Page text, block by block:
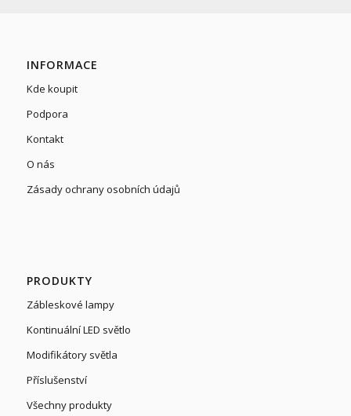
INFORMACE
Kde koupit
Podpora
Kontakt
O nás
Zásady ochrany osobních údajů
PRODUKTY
Zábleskové lampy
Kontinuální LED světlo
Modifikátory světla
Příslušenství
Všechny produkty